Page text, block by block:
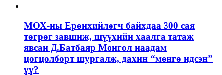
МОХ-ны Ерөнхийлөгч байхдаа 300 сая
төгрөг завшиж, шүүхийн хаалга татаж
явсан Д.Батбаяр Монгол наадам
цогцолборт шургалж, дахин “мөнгө идсэн”
үү?